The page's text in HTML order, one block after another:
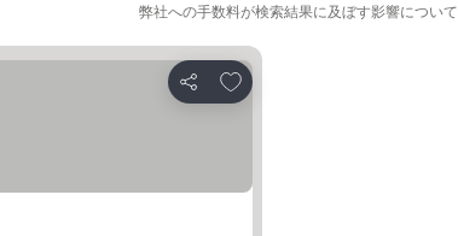
弊社への手数料が検索結果に及ぼす影響について
シェア
お気に入りに追加